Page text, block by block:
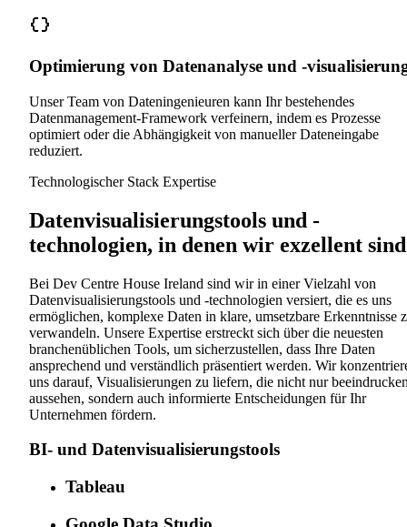
Optimierung von Datenanalyse und -
Unser Team von Dateningenieuren kann Ihr bestehendes
Datenmanagement-Framework verfeinern, indem es Prozesse
optimiert oder die Abhängigkeit von manueller Dateneingabe
reduziert.
Technologischer Stack Expertise
Datenvisualisierungstools und -
technologien, in denen wir exzellent sind
Bei Dev Centre House Ireland sind wir in einer Vielzahl von
Datenvisualisierungstools und -technologien versiert, die es uns
ermöglichen, komplexe Daten in klare, umsetzbare Erkenntnisse
verwandeln. Unsere Expertise erstreckt sich über die neuesten
branchenüblichen Tools, um sicherzustellen, dass Ihre Daten
ansprechend und verständlich präsentiert werden. Wir
uns darauf, Visualisierungen zu liefern, die nicht nur
aussehen, sondern auch informierte Entscheidungen für Ihr
Unternehmen fördern.
BI- und Datenvisualisierungstools
Tableau